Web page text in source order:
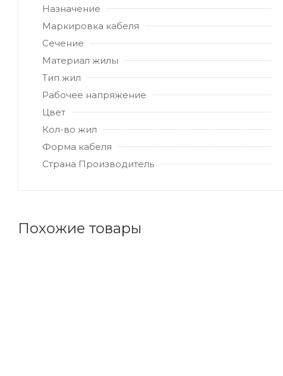
Назначение
Маркировка кабеля
Сечение
Материал жилы
Тип жил
Рабочее напряжение
Цвет
Кол-во жил
Форма кабеля
Страна Производитель
Похожие товары